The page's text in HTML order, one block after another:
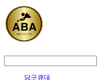
당구큐대